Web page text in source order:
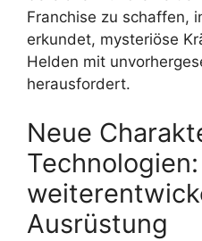
Franchise zu schaffen,
erkundet, mysteriöse
Helden mit
herausfordert.
Neue
Ausrüstung